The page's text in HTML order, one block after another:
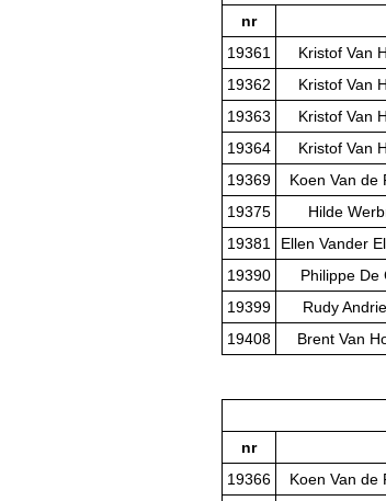
nr
19361
Kristof Van
19362
Kristof Van
19363
Kristof Van
19364
Kristof Van
19369
Koen Van de
19375
Hilde
19381
Ellen Vander
19390
Philippe De
19399
Rudy
19408
Brent Van
nr
19366
Koen Van de